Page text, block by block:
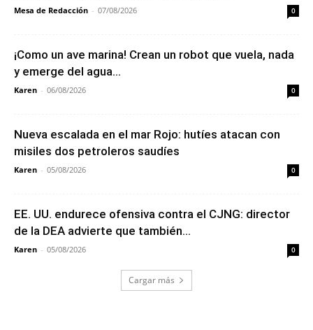
Mesa de Redacción - 07/08/2026 0
¡Como un ave marina! Crean un robot que vuela, nada
y emerge del agua...
Karen - 06/08/2026 0
Nueva escalada en el mar Rojo: hutíes atacan con
misiles dos petroleros saudíes
Karen - 05/08/2026 0
EE. UU. endurece ofensiva contra el CJNG: director
de la DEA advierte que también...
Karen - 05/08/2026 0
Cargar más